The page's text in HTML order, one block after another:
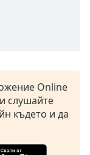
Online
слушайте
където и да